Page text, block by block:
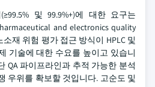
및 99.9%+)에 대한 요구는
and electronics quality
재 위험 평가 접근 방식이 HPLC 및
기술에 대한 수요를 높이고 있습니
QA 파이프라인과 추적 가능한 분석
우위를 확보할 것입니다. 고순도 및